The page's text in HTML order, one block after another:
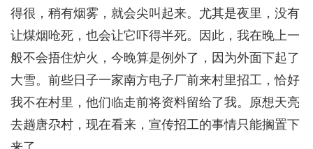
得很，稍有烟雾，就会尖叫起来。尤其是夜里，没有
让煤烟呛死，也会让它吓得半死。因此，我在晚上一
般不会捂住炉火，今晚算是例外了，因为外面下起了
大雪。前些日子一家南方电子厂前来村里招工，恰好
我不在村里，他们临走前将资料留给了我。原想天亮
去趟唐尕村，现在看来，宣传招工的事情只能搁置下